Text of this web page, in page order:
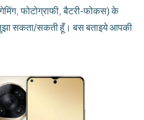
फोटोग्राफी, बैटरी-फोकस) के
सकता/सकती हूँ। बस बताइये आपकी